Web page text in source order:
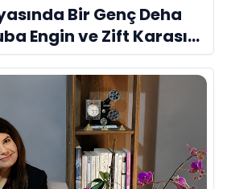
Bir Genç Deha
Engin ve Zift Karası